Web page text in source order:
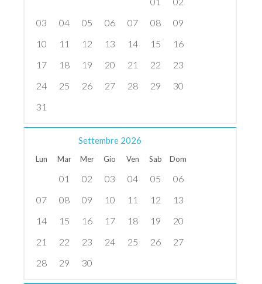
03
04 05 06 07 08
09
10
11 12 13 14 15
16
17
18 19 20 21 22
23
24
25 26 27 28 29
30
31
Settembre 2026
Lun Mar Mer Gio Ven Sab Dom
01 02 03 04 05
06
07
08 09 10 11 12
13
14
15 16 17 18 19
20
21
22 23 24 25 26
27
28
29 30